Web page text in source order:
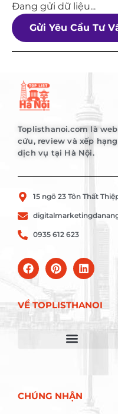
Đang gửi dữ liệu...
Gửi Yêu Cầu Tư
Toplisthanoi.com là
cứu, review và xếp
dịch vụ tại Hà Nội.
15 ngõ 23 Tôn Thất
0935 612 623
VỀ TOPLISTHANOI
CHÚNG NHẬN